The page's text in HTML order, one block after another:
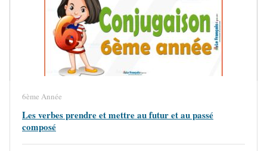
6ème Année
Les verbes prendre et mettre au futur et au passé
composé